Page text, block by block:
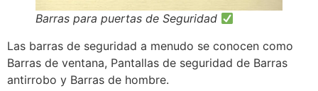
Barras para puertas de Seguridad
Las barras de seguridad a menudo se conocen como
Barras de ventana, Pantallas de seguridad de Barras
antirrobo y Barras de hombre.